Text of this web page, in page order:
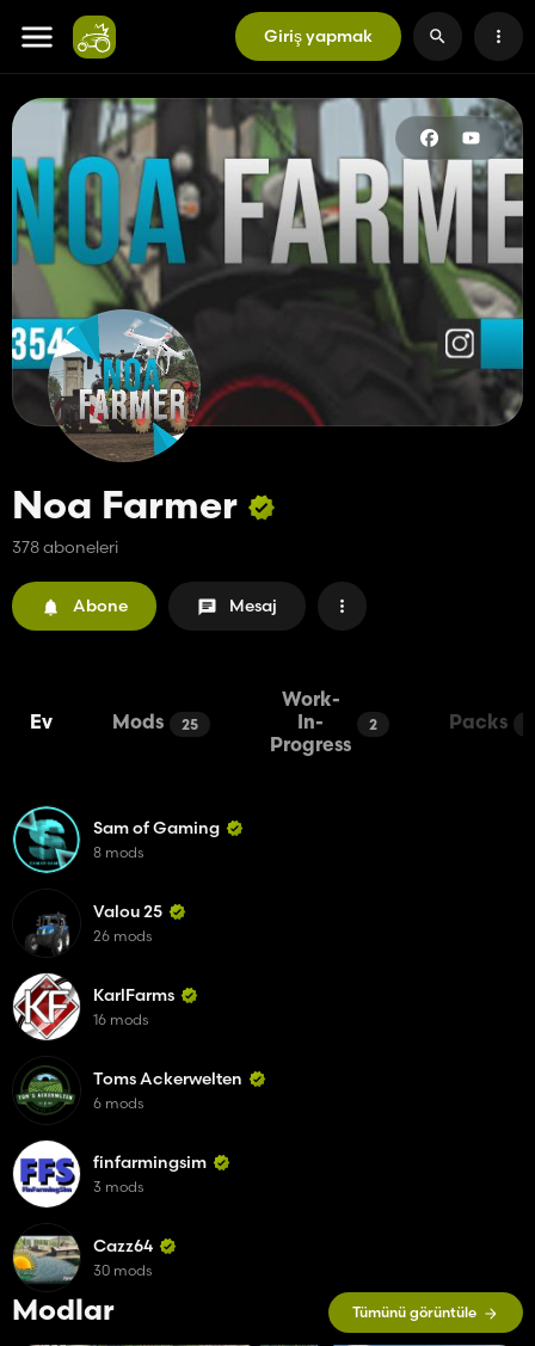
Giriş yapmak
Noa Farmer
378 aboneleri
Abone Mesaj
Ev Mods 25
Work-
In-
Progress
2 Packs
Modlar Tümünü görüntüle
Sam of Gaming
8 mods
Valou 25
26 mods
KarlFarms
16 mods
Toms Ackerwelten
6 mods
finfarmingsim
3 mods
Cazz64
30 mods